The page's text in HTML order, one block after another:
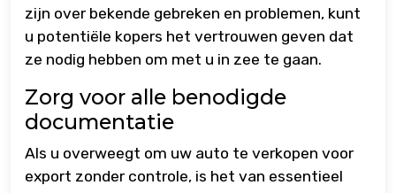
zijn over bekende gebreken en problemen, kunt
u potentiële kopers het vertrouwen geven dat
ze nodig hebben om met u in zee te gaan.
Zorg voor alle benodigde
documentatie
Als u overweegt om uw auto te verkopen voor
export zonder controle, is het van essentieel